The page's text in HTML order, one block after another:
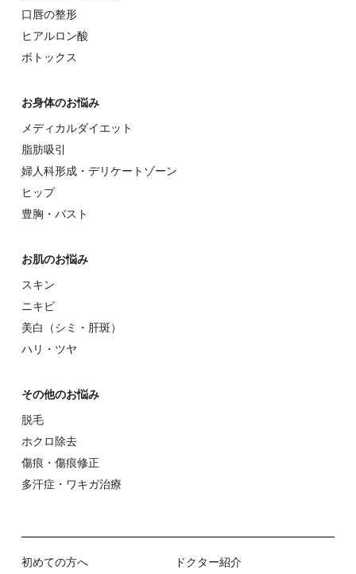
⼝唇の整形
ヒアルロン酸
ボトックス
お⾝体のお悩み
メディカルダイエット
脂肪吸引
婦⼈科形成・デリケートゾーン
ヒップ
豊胸・バスト
お肌のお悩み
スキン
ニキビ
美⽩（シミ・肝斑）
ハリ・ツヤ
その他のお悩み
脱⽑
ホクロ除去
傷痕・傷痕修正
多汗症・ワキガ治療
初めての⽅へ
ドクター紹介